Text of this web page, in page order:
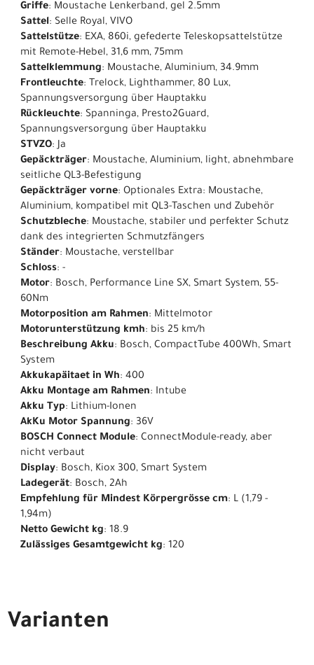
Griffe: Moustache Lenkerband, gel 2.5mm
Sattel: Selle Royal, VIVO
Sattelstütze: EXA, 860i, gefederte Teleskopsattelstütze
mit Remote-Hebel, 31,6 mm, 75mm
Sattelklemmung: Moustache, Aluminium, 34.9mm
Frontleuchte: Trelock, Lighthammer, 80 Lux,
Spannungsversorgung über Hauptakku
Rückleuchte: Spanninga, Presto2Guard,
Spannungsversorgung über Hauptakku
STVZO: Ja
Gepäckträger: Moustache, Aluminium, light, abnehmbare
seitliche QL3-Befestigung
Gepäckträger vorne: Optionales Extra: Moustache,
Aluminium, kompatibel mit QL3-Taschen und Zubehör
Schutzbleche: Moustache, stabiler und perfekter Schutz
dank des integrierten Schmutzfängers
Ständer: Moustache, verstellbar
Schloss: -
Motor: Bosch, Performance Line SX, Smart System, 55-
60Nm
Motorposition am Rahmen: Mittelmotor
Motorunterstützung kmh: bis 25 km/h
Beschreibung Akku: Bosch, CompactTube 400Wh, Smart
System
Akkukapäitaet in Wh: 400
Akku Montage am Rahmen: Intube
Akku Typ: Lithium-Ionen
AkKu Motor Spannung: 36V
BOSCH Connect Module: ConnectModule-ready, aber
nicht verbaut
Display: Bosch, Kiox 300, Smart System
Ladegerät: Bosch, 2Ah
Empfehlung für Mindest Körpergrösse cm: L (1,79 -
1,94m)
Netto Gewicht kg: 18.9
Zulässiges Gesamtgewicht kg: 120
Varianten